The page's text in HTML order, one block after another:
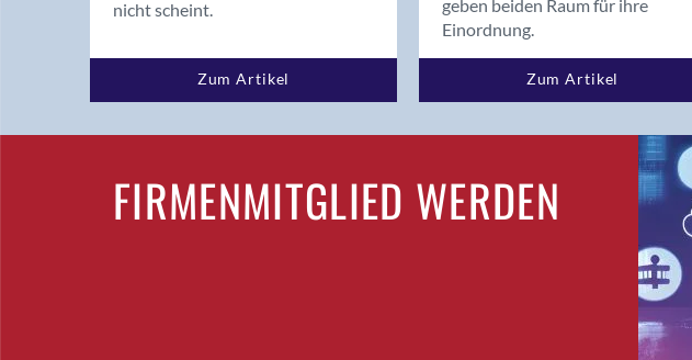
nicht scheint.
Zum Artikel
geben beiden Raum für ihre
Einordnung.
Zum Artikel
FIRMENMITGLIED WERDEN